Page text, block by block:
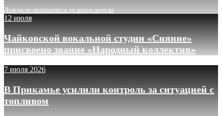
Дожди не прекратятся до конца недели
12 июля
Чайковской вокальной студии «Сияние»
присвоено звание «Народный коллектив»
7 июля 2026
В Прикамье усилили контроль за ситуацией с
топливом